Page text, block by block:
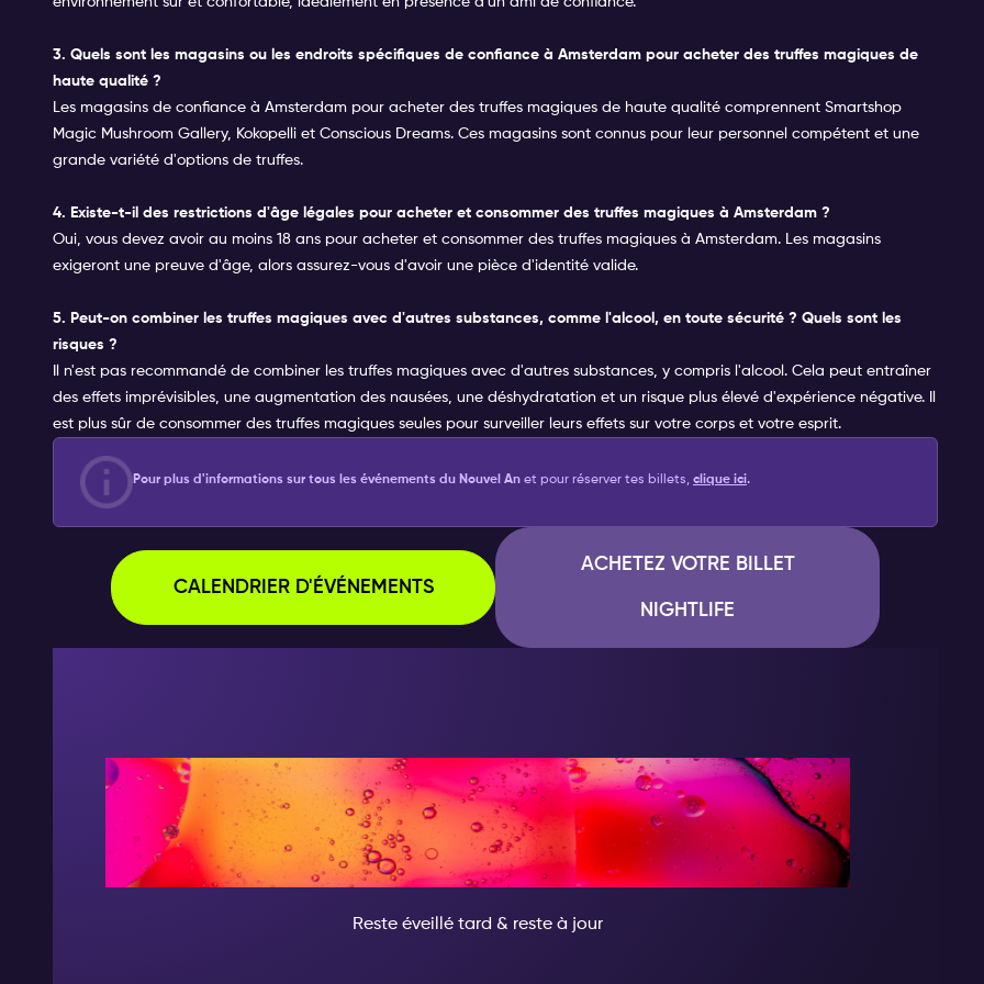
3. Quels sont les magasins ou les endroits spécifiques de confiance à Amsterdam pour acheter des truffes magiques de
haute qualité ?
Les magasins de confiance à Amsterdam pour acheter des truffes magiques de haute qualité comprennent Smartshop
Magic Mushroom Gallery, Kokopelli et Conscious Dreams. Ces magasins sont connus pour leur personnel compétent et une
grande variété d'options de truffes.
4. Existe-t-il des restrictions d'âge légales pour acheter et consommer des truffes magiques à Amsterdam ?
Oui, vous devez avoir au moins 18 ans pour acheter et consommer des truffes magiques à Amsterdam. Les magasins
exigeront une preuve d'âge, alors assurez-vous d'avoir une pièce d'identité valide.
5. Peut-on combiner les truffes magiques avec d'autres substances, comme l'alcool, en toute sécurité ? Quels sont les
risques ?
Il n'est pas recommandé de combiner les truffes magiques avec d'autres substances, y compris l'alcool. Cela peut entraîner
des effets imprévisibles, une augmentation des nausées, une déshydratation et un risque plus élevé d'expérience négative. Il
est plus sûr de consommer des truffes magiques seules pour surveiller leurs effets sur votre corps et votre esprit.
Pour plus d'informations sur tous les événements du Nouvel An et pour réserver tes billets, clique ici.
CALENDRIER D'ÉVÉNEMENTS
ACHETEZ VOTRE BILLET
NIGHTLIFE
CE SOIR, DEVIENS QUELQU'UN
D'INCROYABLE
Reste éveillé tard & reste à jour